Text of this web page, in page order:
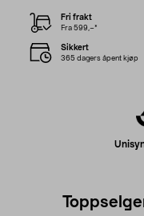
Fri frakt
Fra 599,–*
Sikkert
365 dagers åpent kjøp